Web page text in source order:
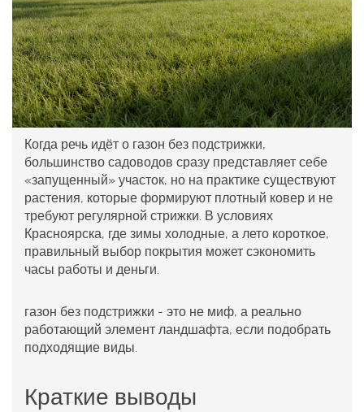
Когда речь идёт о газон без подстрижки,
большинство садоводов сразу представляет себе
«запущенный» участок, но на практике существуют
растения, которые формируют плотный ковер и не
требуют регулярной стрижки. В условиях
Красноярска, где зимы холодные, а лето короткое,
правильный выбор покрытия может сэкономить
часы работы и деньги.
газон без подстрижки - это не миф, а реально
работающий элемент ландшафта, если подобрать
подходящие виды.
Краткие выводы